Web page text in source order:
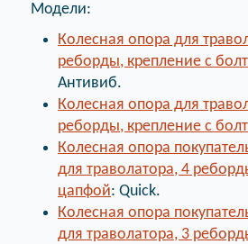
Модели:
Колесная опора для
реборды, крепление с
Антивиб.
Колесная опора для
реборды, крепление с
Колесная опора
для траволатора, 4
цапфой: Quick.
Колесная опора
для траволатора, 3